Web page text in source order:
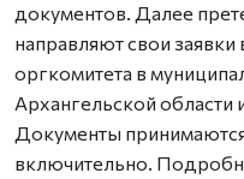
документов. Далее
направляют свои заявки
оргкомитета в
Архангельской области
Документы
включительно.